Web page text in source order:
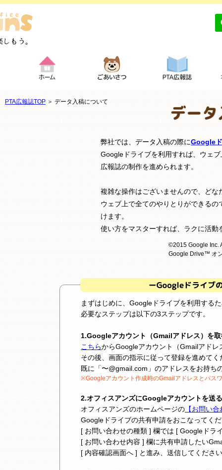
PTA広報誌TOP ＞ データ入稿について
弊社では、データ入稿の際にGoogle
Googleドライブを利用すれば、ウェ
広報誌の制作を進められます。
複雑な操作はございませんので、ど
ウェブ上で全てのやりとりができる
けます。
使い方をマスターすれば、ラクに活動
©2015 Google Inc.
Google Drive™ オ
まずはじめに、Googleドライブを利用する
必要なステップは以下の3ステップです。
1.Googleアカウント（Gmailアドレス）を
こちらからGoogleアカウント（Gmailアドレ
その後、画面の指示に従って登録を進めてく
既に「〜@gmail.com」のアドレスをお持ち
※Googleアカウント作成時のGmailアドレスとパス
2.オフィスアンズにGoogleアカウントを送る
オフィスアンズのホームページの 【お問い
Googleドライブの共有申請をおこなってく
[ お問い合わせの種類 ] 欄では [ Googleドラ
[ お問い合わせ内容 ] 欄に共有申請したい
[ 内容確認画面へ ] と進み、送信してくださ